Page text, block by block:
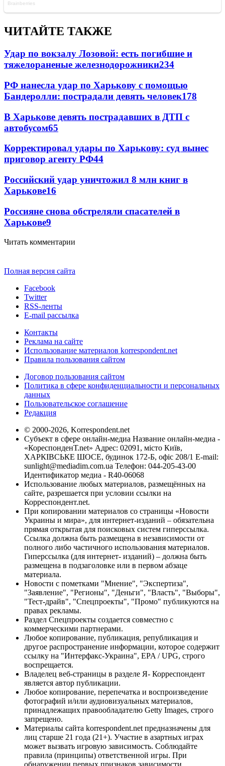
ЧИТАЙТЕ ТАКЖЕ
Удар по вокзалу Лозовой: есть погибшие и
тяжелораненые железнодорожники234
РФ нанесла удар по Харькову с помощью
Бандеролли: пострадали девять человек178
В Харькове девять пострадавших в ДТП с
автобусом65
Корректировал удары по Харькову: суд вынес
приговор агенту РФ44
Российский удар уничтожил 8 млн книг в
Харькове16
Россияне снова обстреляли спасателей в
Харькове9
Читать комментарии
Полная версия сайта
Facebook
Twitter
RSS-ленты
E-mail рассылка
Контакты
Реклама на сайте
Использование материалов korrespondent.net
Правила пользования сайтом
Договор пользования сайтом
Политика в сфере конфиденциальности и персональных
данных
Пользовательское соглашение
Редакция
© 2000-2026, Korrespondent.net
Субъект в сфере онлайн-медиа Название онлайн-медиа -
«КореспонденТ.net» Адрес: 02091, місто Київ,
ХАРКІВСЬКЕ ШОСЕ, будинок 172-Б, офіс 208/1 E-mail:
sunlight@mediadim.com.ua Телефон: 044-205-43-00
Идентификатор медиа - R40-06068
Использование любых материалов, размещённых на
сайте, разрешается при условии ссылки на
Корреспондент.net.
При копировании материалов со страницы «Новости
Украины и мира», для интернет-изданий – обязательна
прямая открытая для поисковых систем гиперссылка.
Ссылка должна быть размещена в независимости от
полного либо частичного использования материалов.
Гиперссылка (для интернет- изданий) – должна быть
размещена в подзаголовке или в первом абзаце
материала.
Новости с пометками "Мнение", "Экспертиза",
"Заявление", "Регионы", "Деньги", "Власть", "Выборы",
"Тест-драйв", "Спецпроекты", "Промо" публикуются на
правах рекламы.
Раздел Спецпроекты создается совместно с
коммерческими партнерами.
Любое копирование, публикация, републикация и
другое распространение информации, которое содержит
ссылку на "Интерфакс-Украина", EPA / UPG, строго
воспрещается.
Владелец веб-страницы в разделе Я- Корреспондент
является автор публикации.
Любое копирование, перепечатка и воспроизведение
фотографий и/или аудиовизуальных материалов,
принадлежащих правообладателю Getty Images, строго
запрещено.
Материалы сайта korrespondent.net предназначены для
лиц старше 21 года (21+). Участие в азартных играх
может вызвать игровую зависимость. Соблюдайте
правила (принципы) ответственной игры. При
обнаружении первых признаков зависимости